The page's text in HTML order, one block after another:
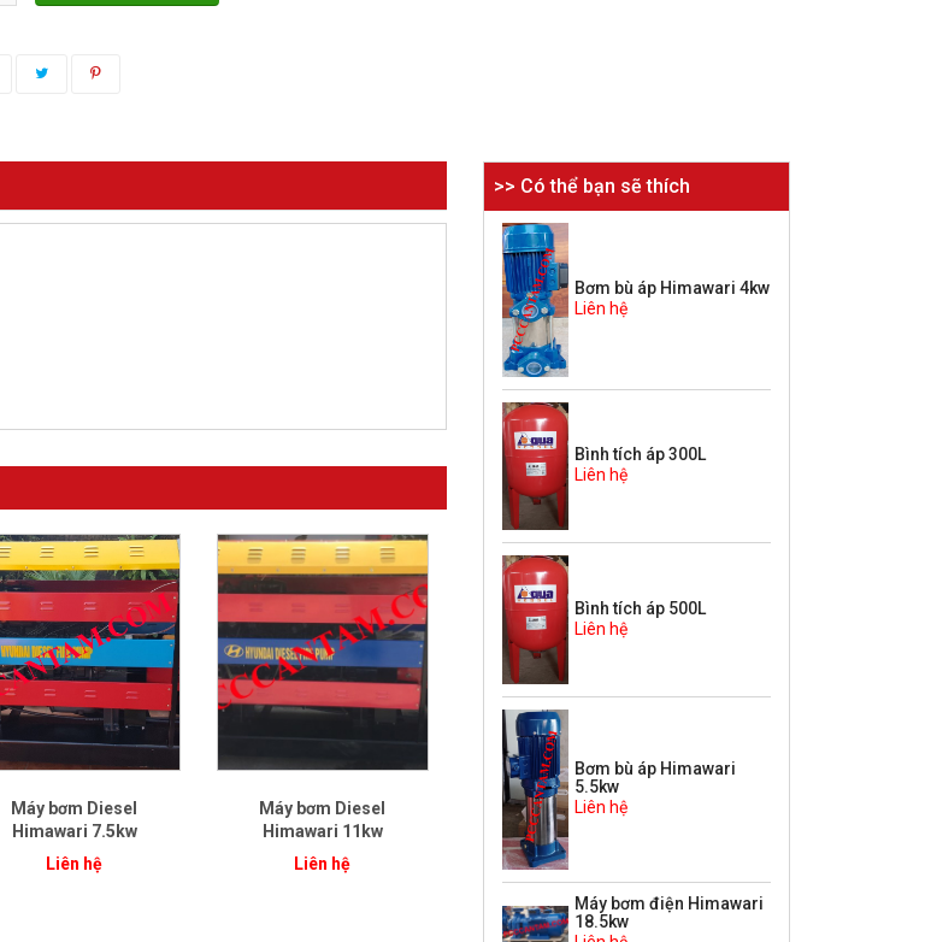
Máy bơm Diesel
Himawari 7.5kw
Liên hệ
Máy bơm Diesel
Himawari 11kw
Liên hệ
Máy bơm Diesel
Himawari 37kw
Liên hệ
Có thể bạn sẽ thích
Bơm bù áp Himawari 4kw
Liên hệ
Bình tích áp 300L
Liên hệ
Bình tích áp 500L
Liên hệ
Bơm bù áp Himawari
5.5kw
Liên hệ
Máy bơm điện Himawari
18.5kw